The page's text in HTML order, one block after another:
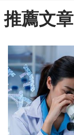
推薦文章